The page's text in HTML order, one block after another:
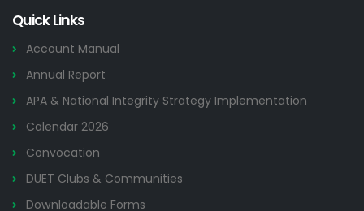
Quick Links
Account Manual
Annual Report
APA & National Integrity Strategy Implementation
Calendar 2026
Convocation
DUET Clubs & Communities
Downloadable Forms